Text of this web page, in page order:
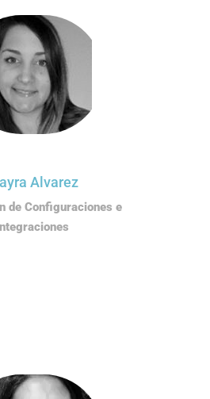
Alvarez
de Configuraciones e